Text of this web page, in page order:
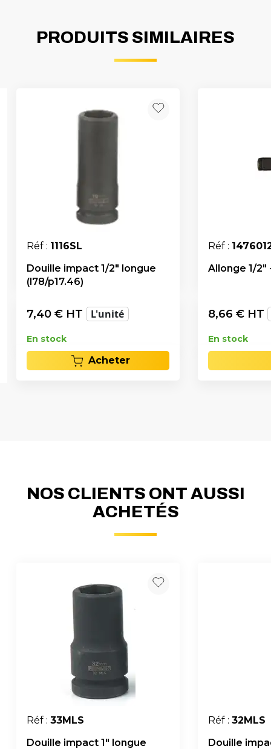
PRODUITS SIMILAIRES
Réf : 1116SL
Douille impact 1/2" longue
(l78/p17.46)
7,40 € HT L'unité
En stock
Acheter
Réf :
Allonge 1/2"
8,66 € HT
En stock
NOS CLIENTS ONT AUSSI
ACHETÉS
Réf : 33MLS
Douille impact 1" longue
Réf : 32MLS
Douille